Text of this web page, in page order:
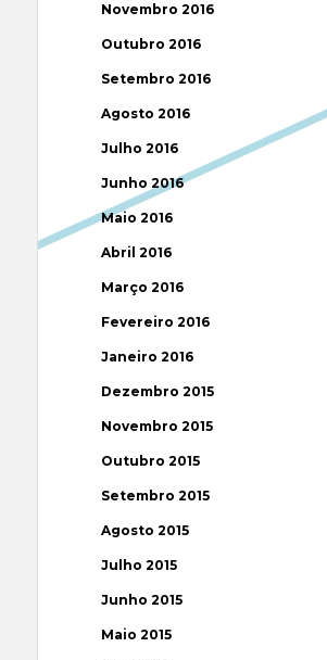
Novembro 2016
Outubro 2016
Setembro 2016
Agosto 2016
Julho 2016
Junho 2016
Maio 2016
Abril 2016
Março 2016
Fevereiro 2016
Janeiro 2016
Dezembro 2015
Novembro 2015
Outubro 2015
Setembro 2015
Agosto 2015
Julho 2015
Junho 2015
Maio 2015